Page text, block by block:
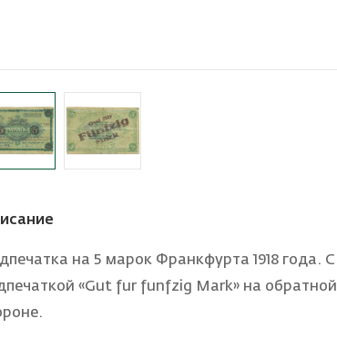
на 5 марок Франкфурта 1918 года. С
«Gut fur funfzig Mark» на обратной